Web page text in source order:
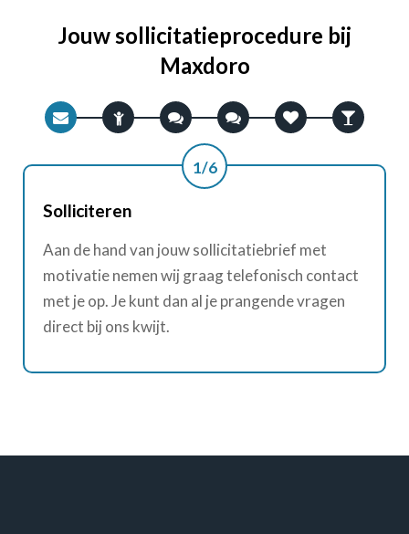
Jouw sollicitatieprocedure bij
Maxdoro
1/6
Solliciteren
Aan de hand van jouw sollicitatiebrief met
motivatie nemen wij graag telefonisch contact
met je op. Je kunt dan al je prangende vragen
direct bij ons kwijt.